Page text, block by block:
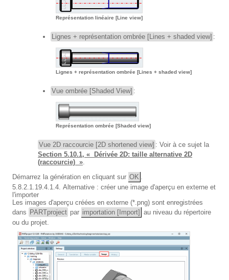
Représentation linéaire [Line view]
Lignes + représentation ombrée [Lines + shaded view] :
Lignes + représentation ombrée [Lines + shaded view]
Vue ombrée [Shaded View] :
Représentation ombrée [Shaded view]
Vue 2D raccourcie [2D shortened view] : Voir à ce sujet la
Section 5.10.1, « Dérivée 2D: taille alternative 2D
(raccourcie) ».
Démarrez la génération en cliquant sur OK .
5.8.2.1.19.4.1.4. Alternative : créer une image d'aperçu en externe et
l'importer
Les images d'aperçu créées en externe (*.png) sont enregistrées
dans PARTproject par importation [Import] au niveau du répertoire
ou du projet.